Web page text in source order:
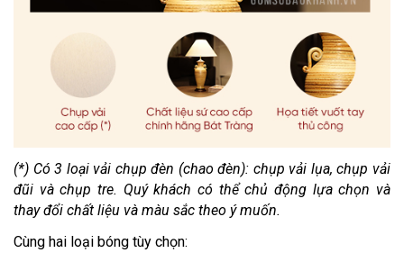
(*) Có 3 loại vải chụp đèn (chao đèn): chụp vải lụa, chụp vải
đũi và chụp tre. Quý khách có thể chủ động lựa chọn và
thay đổi chất liệu và màu sắc theo ý muốn.
Cùng hai loại bóng tùy chọn: